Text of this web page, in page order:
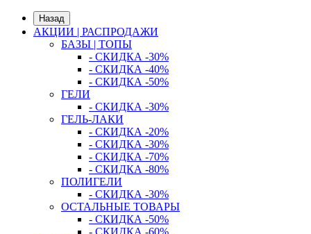
Назад
АКЦИИ | РАСПРОДАЖИ
БАЗЫ | ТОПЫ
- СКИДКА -30%
- СКИДКА -40%
- СКИДКА -50%
ГЕЛИ
- СКИДКА -30%
ГЕЛЬ-ЛАКИ
- СКИДКА -20%
- СКИДКА -30%
- СКИДКА -70%
- СКИДКА -80%
ПОЛИГЕЛИ
- СКИДКА -30%
ОСТАЛЬНЫЕ ТОВАРЫ
- СКИДКА -50%
- СКИДКА -60%